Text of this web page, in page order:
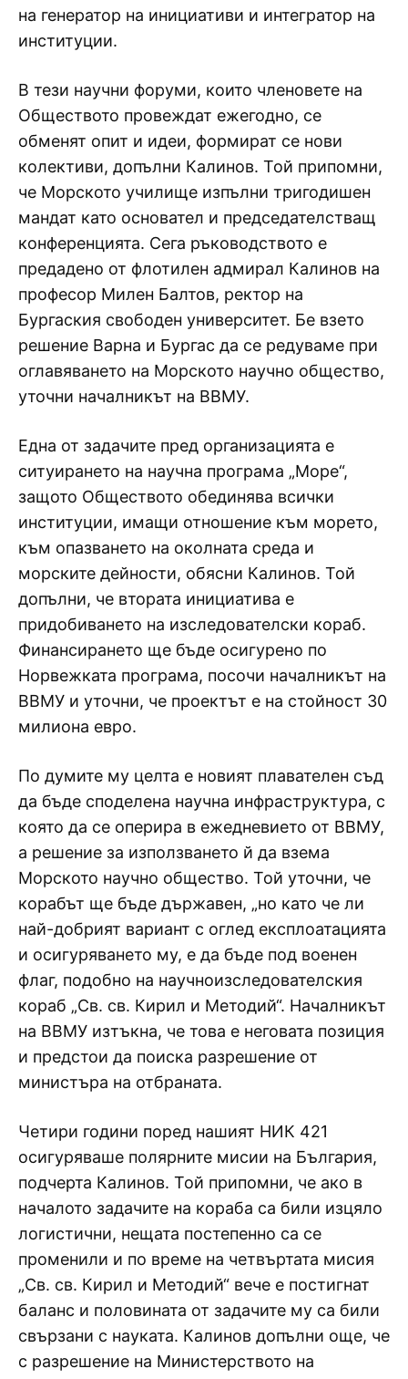
на генератор на инициативи и интегратор на
институции.
В тези научни форуми, които членовете на
Обществото провеждат ежегодно, се
обменят опит и идеи, формират се нови
колективи, допълни Калинов. Той припомни,
че Морското училище изпълни тригодишен
мандат като основател и председателстващ
конференцията. Сега ръководството е
предадено от флотилен адмирал Калинов на
професор Милен Балтов, ректор на
Бургаския свободен университет. Бе взето
решение Варна и Бургас да се редуваме при
оглавяването на Морското научно общество,
уточни началникът на ВВМУ.
Една от задачите пред организацията е
ситуирането на научна програма „Море“,
защото Обществото обединява всички
институции, имащи отношение към морето,
към опазването на околната среда и
морските дейности, обясни Калинов. Той
допълни, че втората инициатива е
придобиването на изследователски кораб.
Финансирането ще бъде осигурено по
Норвежката програма, посочи началникът на
ВВМУ и уточни, че проектът е на стойност 30
милиона евро.
По думите му целта е новият плавателен съд
да бъде споделена научна инфраструктура, с
която да се оперира в ежедневието от ВВМУ,
а решение за използването й да взема
Морското научно общество. Той уточни, че
корабът ще бъде държавен, „но като че ли
най-добрият вариант с оглед експлоатацията
и осигуряването му, е да бъде под военен
флаг, подобно на научноизследователския
кораб „Св. св. Кирил и Методий“. Началникът
на ВВМУ изтъкна, че това е неговата позиция
и предстои да поиска разрешение от
министъра на отбраната.
Четири години поред нашият НИК 421
осигуряваше полярните мисии на България,
подчерта Калинов. Той припомни, че ако в
началото задачите на кораба са били изцяло
логистични, нещата постепенно са се
променили и по време на четвъртата мисия
„Св. св. Кирил и Методий“ вече е постигнат
баланс и половината от задачите му са били
свързани с науката. Калинов допълни още, че
с разрешение на Министерството на